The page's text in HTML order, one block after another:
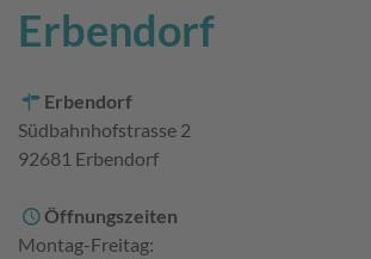
Erbendorf
Erbendorf
Südbahnhofstrasse 2
92681 Erbendorf
Öffnungszeiten
Montag-Freitag: